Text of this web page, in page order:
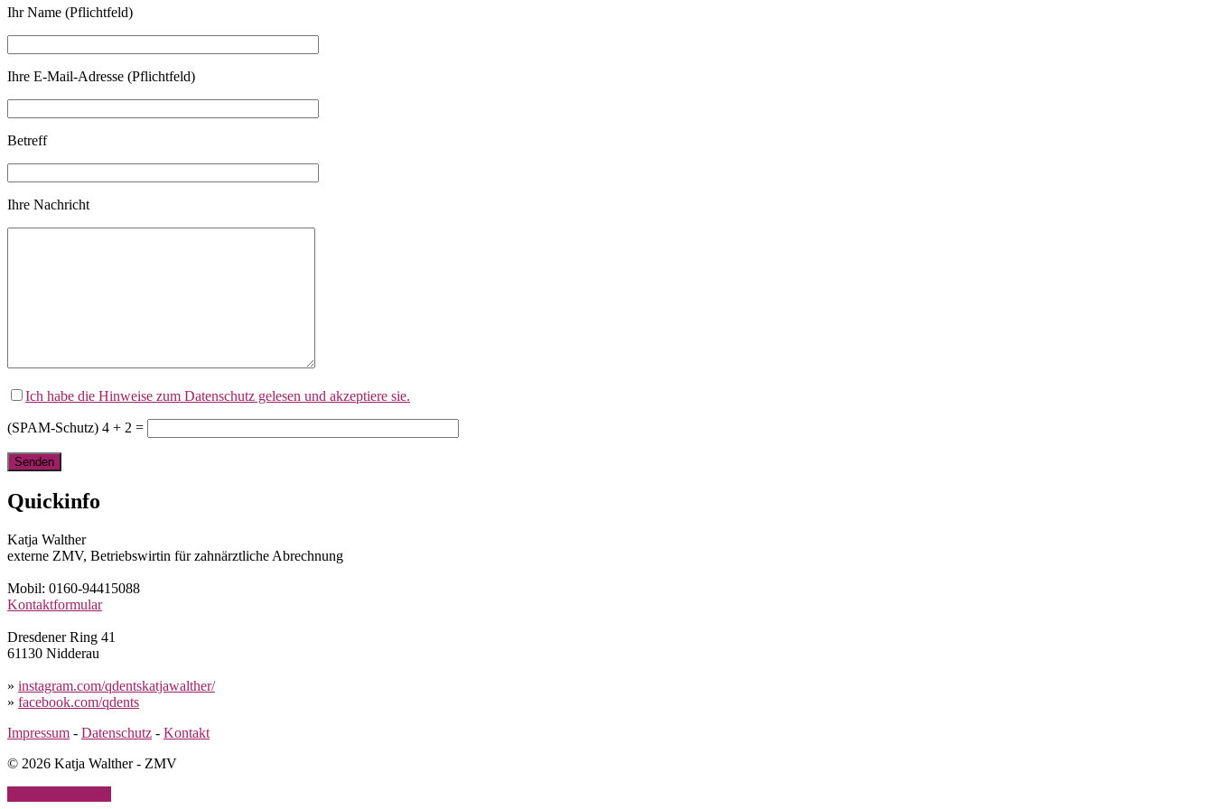
Ihr Name (Pflichtfeld)
Ihre E-Mail-Adresse (Pflichtfeld)
Betreff
Ihre Nachricht
Bitte lasse dieses Feld leer.
Ich habe die Hinweise zum Datenschutz gelesen und akzeptiere sie.
(SPAM-Schutz) 4 + 2 =
Beitrag-
Navigation
Quickinfo
Katja Walther
externe ZMV, Betriebswirtin für zahnärztliche Abrechnung
Mobil: 0160-94415088
Kontaktformular
Dresdener Ring 41
61130 Nidderau
» instagram.com/qdentskatjawalther/
» facebook.com/qdents
Impressum - Datenschutz - Kontakt
© 2026 Katja Walther - ZMV